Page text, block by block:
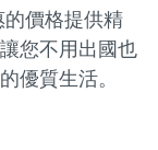
價格提供精
您不用出國也
優質生活。